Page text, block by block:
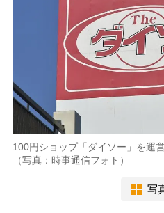
100円ショップ「ダイソー」を運
（写真：時事通信フォト）
写